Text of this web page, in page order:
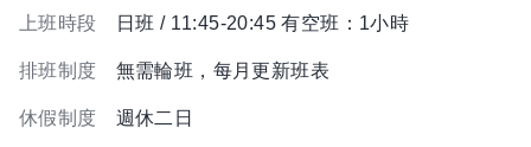
上班時段 日班 / 11:45-20:45 有空班：1小時
排班制度 無需輪班，每月更新班表
休假制度 週休二日